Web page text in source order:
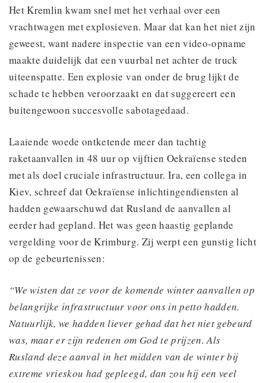
Het Kremlin kwam snel met het verhaal over een
vrachtwagen met explosieven. Maar dat kan het niet zijn
geweest, want nadere inspectie van een video-opname
maakte duidelijk dat een vuurbal net achter de truck
uiteenspatte. Een explosie van onder de brug lijkt de
schade te hebben veroorzaakt en dat suggereert een
buitengewoon succesvolle sabotagedaad.
Laaiende woede ontketende meer dan tachtig
raketaanvallen in 48 uur op vijftien Oekraïense steden
met als doel cruciale infrastructuur. Ira, een collega in
Kiev, schreef dat Oekraïense inlichtingendiensten al
hadden gewaarschuwd dat Rusland de aanvallen al
eerder had gepland. Het was geen haastig geplande
vergelding voor de Krimburg. Zij werpt een gunstig licht
op de gebeurtenissen:
“We wisten dat ze voor de komende winter aanvallen op
belangrijke infrastructuur voor ons in petto hadden.
Natuurlijk, we hadden liever gehad dat het niet gebeurd
was, maar er zijn redenen om God te prijzen. Als
Rusland deze aanval in het midden van de winter bij
extreme vrieskou had gepleegd, dan zou hij een veel